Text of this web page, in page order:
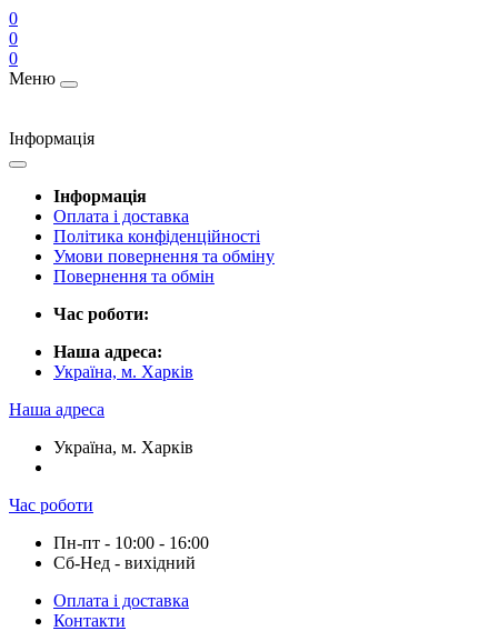
0
0
0
Меню
Інформація
Інформація
Оплата і доставка
Політика конфіденційності
Умови повернення та обміну
Повернення та обмін
Час роботи:
Наша адреса:
Україна, м. Харків
Наша адреса
Україна, м. Харків
Час роботи
Пн-пт - 10:00 - 16:00
Сб-Нед - вихідний
Оплата і доставка
Контакти